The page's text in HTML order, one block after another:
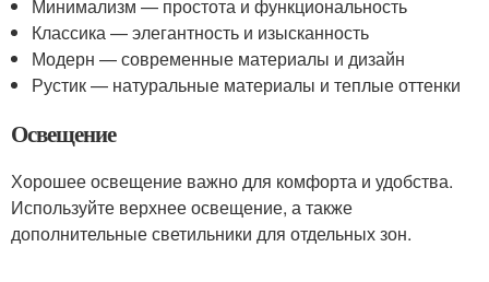
Минимализм — простота и функциональность
Классика — элегантность и изысканность
Модерн — современные материалы и дизайн
Рустик — натуральные материалы и теплые оттенки
Освещение
Хорошее освещение важно для комфорта и удобства.
Используйте верхнее освещение, а также
дополнительные светильники для отдельных зон.